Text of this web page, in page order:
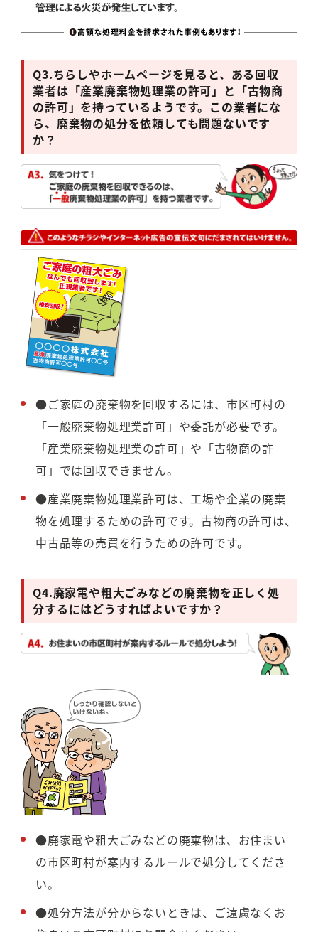
Q3.ちらしやホームページを見ると、ある回収
業者は「産業廃棄物処理業の許可」と「古物商
の許可」を持っているようです。この業者にな
ら、廃棄物の処分を依頼しても問題ないです
か？
●ご家庭の廃棄物を回収するには、市区町村の
「一般廃棄物処理業許可」や委託が必要です。
「産業廃棄物処理業の許可」や「古物商の許
可」では回収できません。
●産業廃棄物処理業許可は、工場や企業の廃棄
物を処理するための許可です。古物商の許可は、
中古品等の売買を行うための許可です。
Q4.廃家電や粗大ごみなどの廃棄物を正しく処
分するにはどうすればよいですか？
●廃家電や粗大ごみなどの廃棄物は、お住まい
の市区町村が案内するルールで処分してくださ
い。
●処分方法が分からないときは、ご遠慮なくお